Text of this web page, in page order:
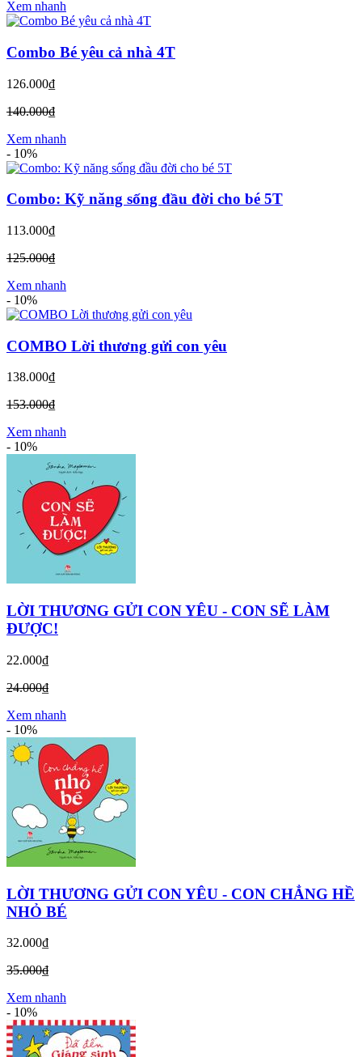
Xem nhanh
Combo Bé yêu cả nhà 4T
126.000₫
140.000₫
Xem nhanh
- 10%
Combo: Kỹ năng sống đầu đời cho bé 5T
113.000₫
125.000₫
Xem nhanh
- 10%
COMBO Lời thương gửi con yêu
138.000₫
153.000₫
Xem nhanh
- 10%
LỜI THƯƠNG GỬI CON YÊU - CON SẼ LÀM
ĐƯỢC!
22.000₫
24.000₫
Xem nhanh
- 10%
LỜI THƯƠNG GỬI CON YÊU - CON CHẲNG HỀ
NHỎ BÉ
32.000₫
35.000₫
Xem nhanh
- 10%